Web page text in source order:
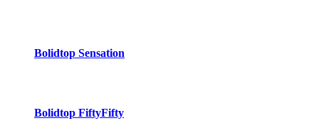
Bolidtop Sensation
Bolidtop FiftyFifty